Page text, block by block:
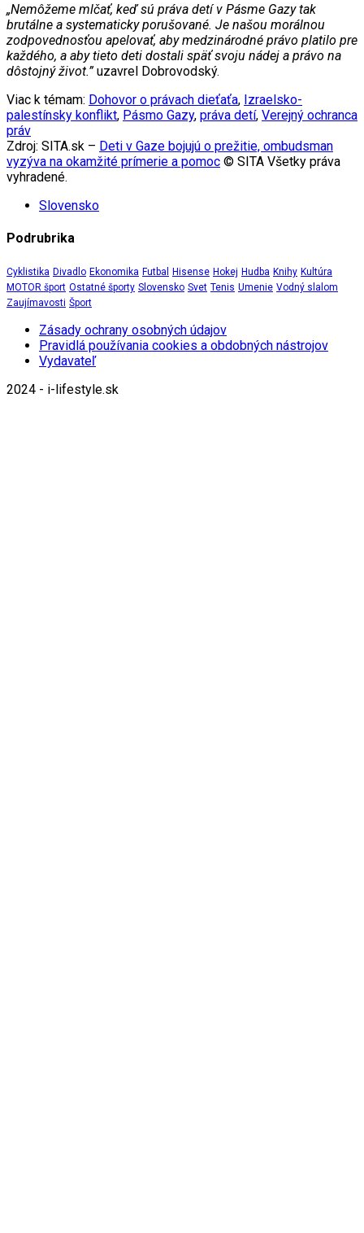
„Nemôžeme mlčať, keď sú práva detí v Pásme Gazy tak
brutálne a systematicky porušované. Je našou morálnou
zodpovednosťou apelovať, aby medzinárodné právo platilo pre
každého, a aby tieto deti dostali späť svoju nádej a právo na
dôstojný život.”uzavrel Dobrovodský.
Viac k témam: Dohovor o právach dieťaťa, Izraelsko-
palestínsky konflikt, Pásmo Gazy, práva detí, Verejný ochranca
práv
Zdroj: SITA.sk – Deti v Gaze bojujú o prežitie, ombudsman
vyzýva na okamžité prímerie a pomoc © SITA Všetky práva
vyhradené.
Slovensko
Podrubrika
Cyklistika Divadlo Ekonomika Futbal Hisense Hokej Hudba Knihy Kultúra
MOTOR šport Ostatné športy Slovensko Svet Tenis Umenie Vodný slalom
Zaujímavosti Šport
Zásady ochrany osobných údajov
Pravidlá používania cookies a obdobných nástrojov
Vydavateľ
2024 - i-lifestyle.sk